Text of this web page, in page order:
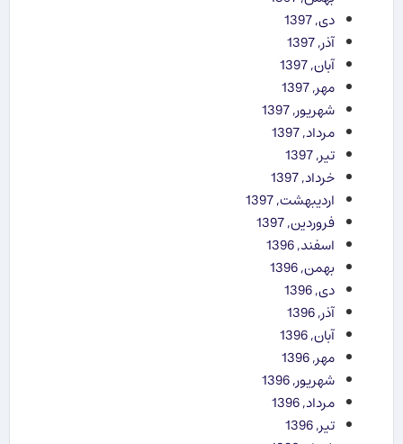
دی, 1397
آذر, 1397
آبان, 1397
مهر, 1397
شهریور, 1397
مرداد, 1397
تیر, 1397
خرداد, 1397
اردیبهشت, 1397
فروردین, 1397
اسفند, 1396
بهمن, 1396
دی, 1396
آذر, 1396
آبان, 1396
مهر, 1396
شهریور, 1396
مرداد, 1396
تیر, 1396